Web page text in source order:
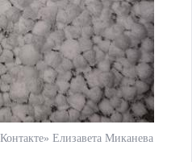
Елизавета Миканева